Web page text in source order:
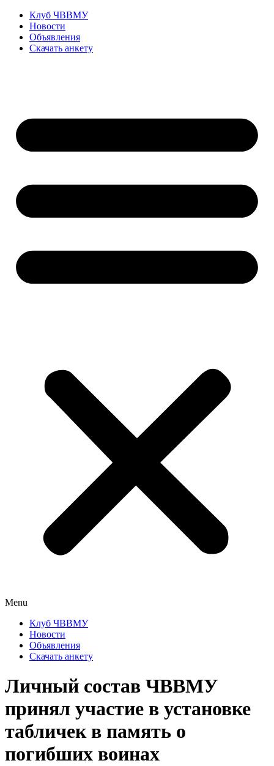
Перейти
содержимому
Клуб ЧВВМУ
Новости
Объявления
Скачать анкету
Menu
Клуб ЧВВМУ
Новости
Объявления
Скачать анкету
Личный состав ЧВВМУ
принял участие в установке
табличек в память о
погибших воинах